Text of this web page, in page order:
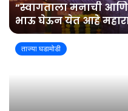
“स्वागताला मनाची आणि
भाऊ घेऊन येत आहे
ताज्या घडामोडी